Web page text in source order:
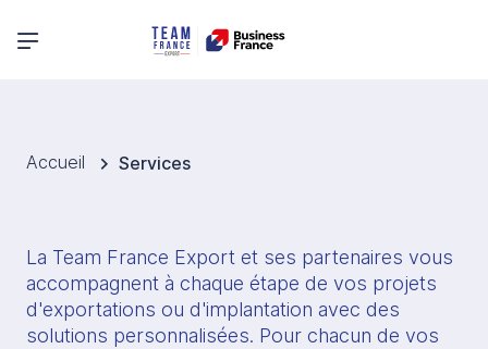
Menu principal
Accueil Services
La Team France Export et ses partenaires vous
accompagnent à chaque étape de vos projets
d'exportations ou d'implantation avec des
solutions personnalisées. Pour chacun de vos